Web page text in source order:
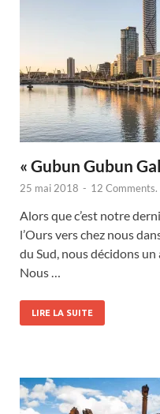
« Gubun Gubun
25 mai 2018 - 12 Comments.
Alors que c’est notre
l’Ours vers chez nous
du Sud, nous décidons
Nous …
LIRE LA SUITE